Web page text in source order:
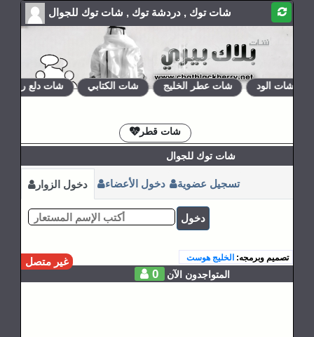
شات توك , دردشة توك , شات توك للجوال
شات دلع روحي شات الكتابي شات عطر الخليج شات الود
شات قطر
شات توك للجوال
دخول الزوار دخول الأعضاء تسجيل عضوية
دخول
غير متصل تصميم وبرمجه:الخليج هوست
0 المتواجدون الآن